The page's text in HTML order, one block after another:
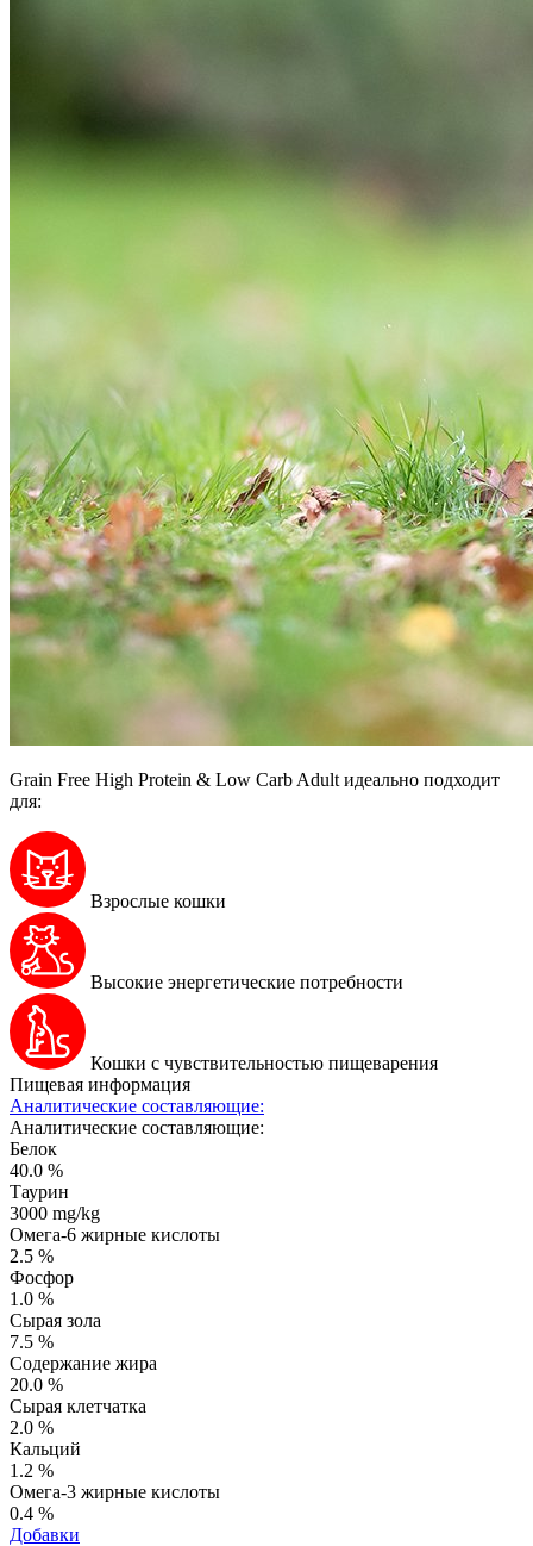
Grain Free High Protein & Low Carb Adult идеально подходит
для:
Взрослые кошки
Высокие энергетические потребности
Кошки с чувствительностью пищеварения
Пищевая информация
Аналитические составляющие:
Аналитические составляющие:
Белок
40.0 %
Таурин
3000 mg/kg
Омега-6 жирные кислоты
2.5 %
Фосфор
1.0 %
Сырая зола
7.5 %
Содержание жира
20.0 %
Сырая клетчатка
2.0 %
Кальций
1.2 %
Омега-3 жирные кислоты
0.4 %
Добавки